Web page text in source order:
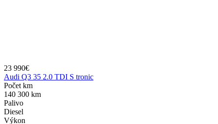
23 990€
Audi Q3 35 2.0 TDI S tronic
Počet km
140 300 km
Palivo
Diesel
Výkon